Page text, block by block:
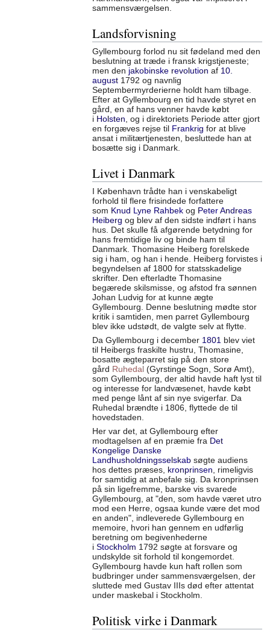
sammensværgelsen.
Landsforvisning
Gyllembourg forlod nu sit fødeland med den
beslutning at træde i fransk krigstjeneste;
men den jakobinske revolution af 10.
august 1792 og navnlig
Septembermyrderierne holdt ham tilbage.
Efter at Gyllembourg en tid havde styret en
gård, en af hans venner havde købt
i Holsten, og i direktoriets Periode atter gjort
en forgæves rejse til Frankrig for at blive
ansat i militærtjenesten, besluttede han at
bosætte sig i Danmark.
Livet i Danmark
I København trådte han i venskabeligt
forhold til flere frisindede forfattere
som Knud Lyne Rahbek og Peter Andreas
Heiberg og blev af den sidste indført i hans
hus. Det skulle få afgørende betydning for
hans fremtidige liv og binde ham til
Danmark. Thomasine Heiberg forelskede
sig i ham, og han i hende. Heiberg forvistes i
begyndelsen af 1800 for statsskadelige
skrifter. Den efterladte Thomasine
begærede skilsmisse, og afstod fra sønnen
Johan Ludvig for at kunne ægte
Gyllembourg. Denne beslutning mødte stor
kritik i samtiden, men parret Gyllembourg
blev ikke udstødt, de valgte selv at flytte.
Da Gyllembourg i december 1801 blev viet
til Heibergs fraskilte hustru, Thomasine,
bosatte ægteparret sig på den store
gård Ruhedal (Gyrstinge Sogn, Sorø Amt),
som Gyllembourg, der altid havde haft lyst til
og interesse for landvæsenet, havde købt
med penge lånt af sin nye svigerfar. Da
Ruhedal brændte i 1806, flyttede de til
hovedstaden.
Her var det, at Gyllembourg efter
modtagelsen af en præmie fra Det
Kongelige Danske
Landhusholdningsselskab søgte audiens
hos dettes præses, kronprinsen, rimeligvis
for samtidig at anbefale sig. Da kronprinsen
på sin ligefremme, barske vis svarede
Gyllembourg, at "den, som havde været utro
mod een Herre, ogsaa kunde være det mod
en anden", indleverede Gyllembourg en
memoire, hvori han gennem en udførlig
beretning om begivenhederne
i Stockholm 1792 søgte at forsvare og
undskylde sit forhold til kongemordet.
Gyllembourg havde kun haft rollen som
budbringer under sammensværgelsen, der
sluttede med Gustav IIIs død efter attentat
under maskebal i Stockholm.
Politisk virke i Danmark